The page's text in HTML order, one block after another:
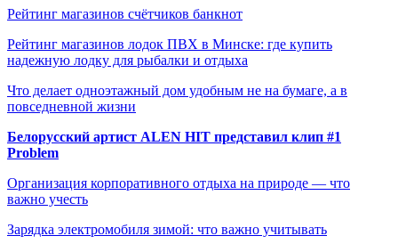
Рейтинг магазинов счётчиков банкнот
Рейтинг магазинов лодок ПВХ в Минске: где купить
надежную лодку для рыбалки и отдыха
Что делает одноэтажный дом удобным не на бумаге, а в
повседневной жизни
Белорусский артист ALEN HIT представил клип #1
Problem
Организация корпоративного отдыха на природе — что
важно учесть
Зарядка электромобиля зимой: что важно учитывать